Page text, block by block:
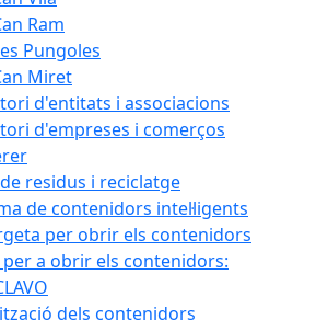
Ram
Pungoles
Miret
d'entitats i associacions
d'empreses i comerços
residus i reciclatge
de contenidors intel·ligents
per obrir els contenidors
per a obrir els contenidors:
dels contenidors